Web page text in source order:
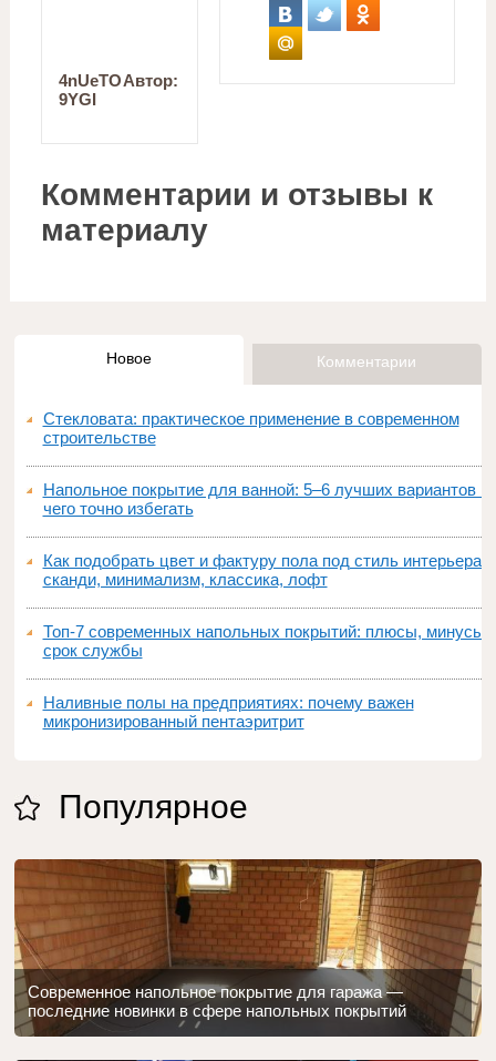
Автор:
4nUeTO
9YGI
Комментарии и отзывы к
материалу
Новое Комментарии
Стекловата: практическое применение в современном
строительстве
Напольное покрытие для ванной: 5–6 лучших вариантов и
чего точно избегать
Как подобрать цвет и фактуру пола под стиль интерьера:
сканди, минимализм, классика, лофт
Топ‑7 современных напольных покрытий: плюсы, минусы,
срок службы
Наливные полы на предприятиях: почему важен
микронизированный пентаэритрит
Популярное
Современное напольное покрытие для гаража —
последние новинки в сфере напольных покрытий